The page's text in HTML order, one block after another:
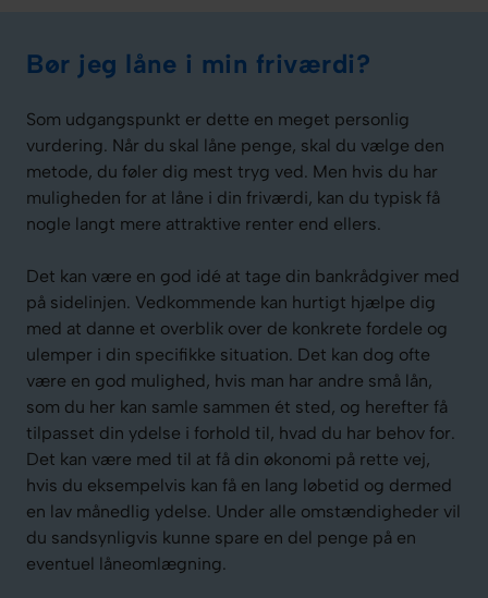
Bør jeg låne i min friværdi?
Som udgangspunkt er dette en meget personlig
vurdering. Når du skal låne penge, skal du vælge den
metode, du føler dig mest tryg ved. Men hvis du har
muligheden for at låne i din friværdi, kan du typisk få
nogle langt mere attraktive renter end ellers.
Det kan være en god idé at tage din bankrådgiver med
på sidelinjen. Vedkommende kan hurtigt hjælpe dig
med at danne et overblik over de konkrete fordele og
ulemper i din specifikke situation. Det kan dog ofte
være en god mulighed, hvis man har andre små lån,
som du her kan samle sammen ét sted, og herefter få
tilpasset din ydelse i forhold til, hvad du har behov for.
Det kan være med til at få din økonomi på rette vej,
hvis du eksempelvis kan få en lang løbetid og dermed
en lav månedlig ydelse. Under alle omstændigheder vil
du sandsynligvis kunne spare en del penge på en
eventuel låneomlægning.